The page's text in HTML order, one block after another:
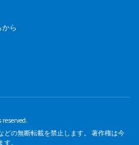
ら
reserved.
の無断転載を禁止します。 著作権は今
。